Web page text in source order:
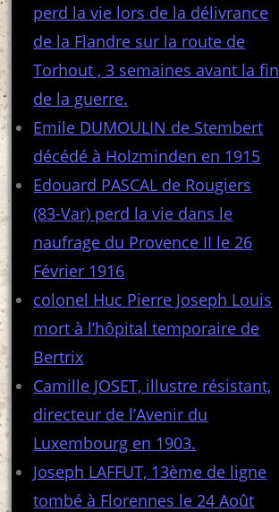
perd la vie lors de la délivrance
de la Flandre sur la route de
Torhout , 3 semaines avant la fin
de la guerre.
Emile DUMOULIN de Stembert
décédé à Holzminden en 1915
Edouard PASCAL de Rougiers
(83-Var) perd la vie dans le
naufrage du Provence II le 26
Février 1916
colonel Huc Pierre Joseph Louis
mort à l’hôpital temporaire de
Bertrix
Camille JOSET, illustre résistant,
directeur de l’Avenir du
Luxembourg en 1903.
Joseph LAFFUT, 13ème de ligne
tombé à Florennes le 24 Août